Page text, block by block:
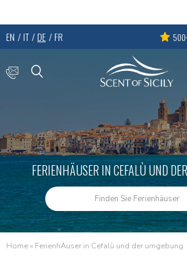
EN IT DE FR
FERIENHÄUSER IN CEFALÙ UND
Finden Sie Ferienhäuser
Home » FerienhÄuser in Cefalù und der umgebung